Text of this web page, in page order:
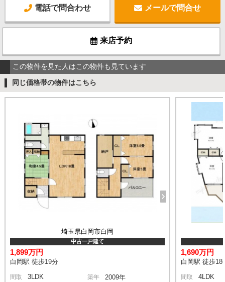
電話で問合わせ メールで問合せ
来店予約
この物件を見た人はこの物件も見ています
同じ価格帯の物件はこちら
埼玉県白岡市白岡
中古一戸建て
1,899万円
白岡駅 徒歩19分
間取 3LDK 築年 2009年
1,690万円
白岡駅 徒歩18
間取 4LDK